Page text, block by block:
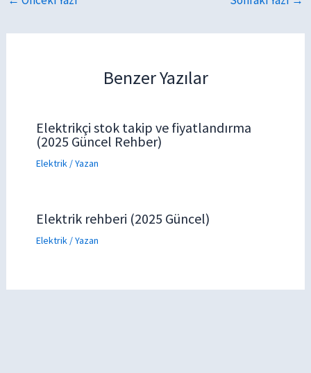
Benzer Yazılar
Elektrikçi stok takip ve fiyatlandırma
(2025 Güncel Rehber)
Elektrik/ Yazan
Elektrik rehberi (2025 Güncel)
Elektrik/ Yazan